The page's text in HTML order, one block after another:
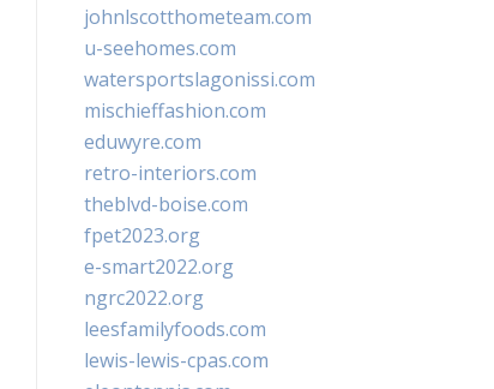
johnlscotthometeam.com
u-seehomes.com
watersportslagonissi.com
mischieffashion.com
eduwyre.com
retro-interiors.com
theblvd-boise.com
fpet2023.org
e-smart2022.org
ngrc2022.org
leesfamilyfoods.com
lewis-lewis-cpas.com